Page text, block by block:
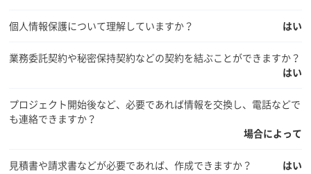
個人情報保護について理解していますか？ はい
業務委託契約や秘密保持契約などの契約を結ぶことができますか？
はい
プロジェクト開始後など、必要であれば情報を交換し、電話などで
も連絡できますか？
場合によって
見積書や請求書などが必要であれば、作成できますか？ はい